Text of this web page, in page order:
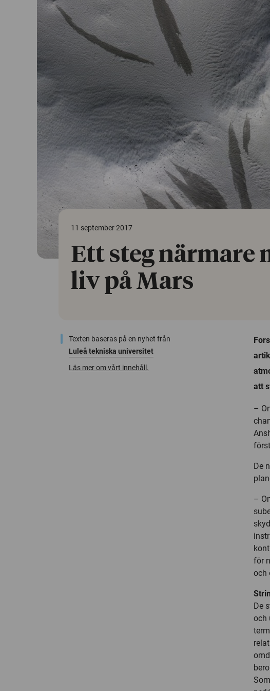
11 september 2017
Ett steg närmare
liv på Mars
Texten baseras på en nyhet från
Luleå tekniska universitet
Läs mer om vårt innehåll.
att
–
De
–
för
och
De
och